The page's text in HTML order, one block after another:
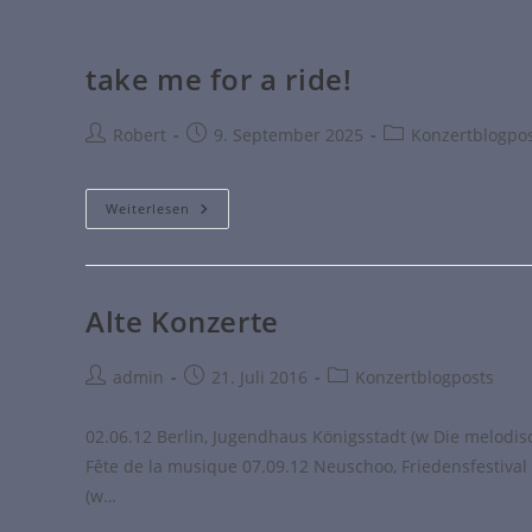
take me for a ride!
Robert 9. September 2025
Weiterlesen
Alte Konzerte
admin 21. Juli 2016 Konzertblogposts
02.06.12 Berlin, Jugendhaus Königsstadt (w Die
Fête de la musique 07.09.12 Neuschoo,
(w…